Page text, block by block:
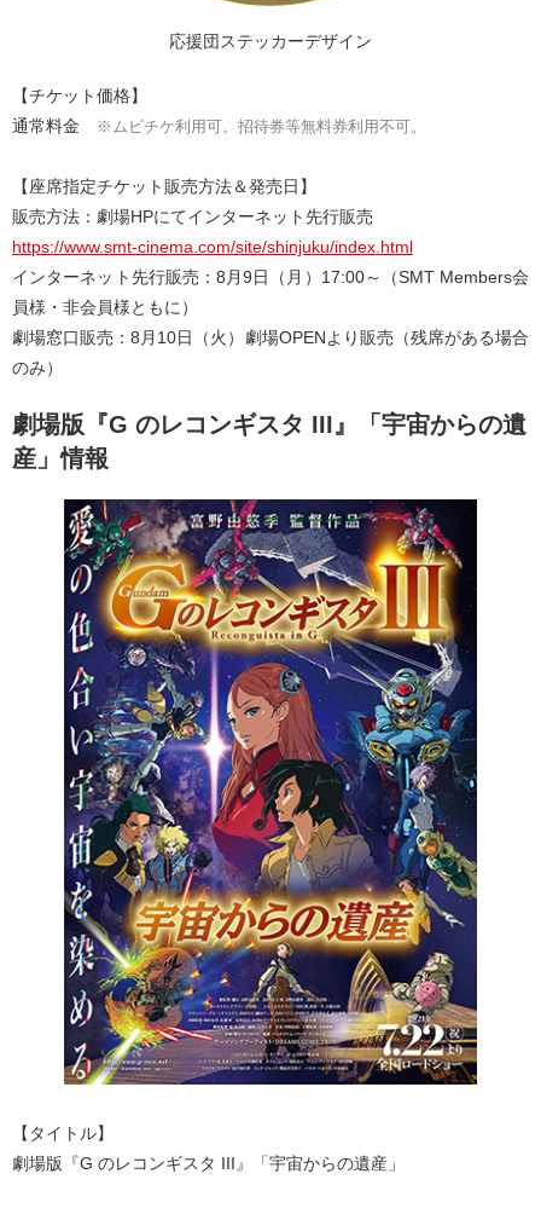
応援団ステッカーデザイン
【チケット価格】
通常料金
※ムビチケ利用可。招待券等無料券利用不可。
【座席指定チケット販売方法＆発売日】
販売方法：劇場HPにてインターネット先行販売
https://www.smt-cinema.com/site/shinjuku/index.html
インターネット先行販売：8月9日（月）17:00～（SMT Members会
員様・非会員様ともに）
劇場窓口販売：8月10日（火）劇場OPENより販売（残席がある場合
のみ）
劇場版『G のレコンギスタ III』「宇宙からの遺
産」情報
【タイトル】
劇場版『G のレコンギスタ III』「宇宙からの遺産」